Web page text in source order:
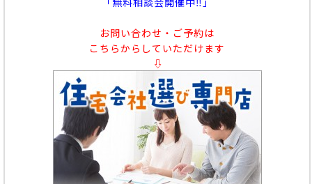
お問い合わせ・ご予約は
こちらからしていただけます
⇩